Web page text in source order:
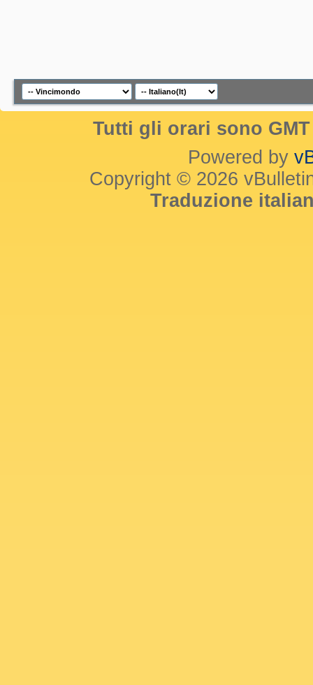
Tutti gli orari sono
Powered by
Copyright © 2026
Traduzione